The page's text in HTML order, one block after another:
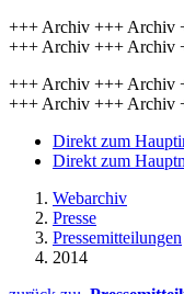
+++ Archiv +++ Archiv
+++ Archiv +++ Archiv
+++ Archiv +++ Archiv
+++ Archiv +++ Archiv
Direkt zum
Direkt zum
Webarchiv
Presse
Pressemitteilungen
2014